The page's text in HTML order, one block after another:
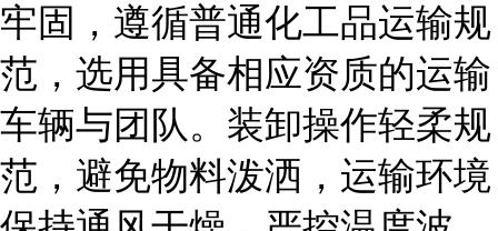
牢固，遵循普通化工品运输规
范，选用具备相应资质的运输
车辆与团队。装卸操作轻柔规
范，避免物料泼洒，运输环境